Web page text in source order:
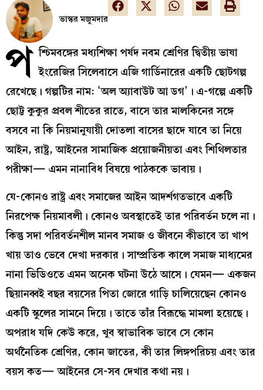
ভাস্কর মজুমদার
প শ্চিমবঙ্গের মধ্যশিক্ষা পর্ষদ নবম শ্রেণির দ্বিতীয় ভাষা
ইংরেজির সিলেবাসে এজি গার্ডিনারের একটি ছোটগল্প
রেখেছে। গল্পটির নাম: ‘অল অ্যাবাউট আ ডগ’। এ-গল্পে একটি
ছোট্ট কুকুর প্রবল শীতের রাতে, বাসে তার মালকিনের সঙ্গে
বসবে না কি নিয়মানুযায়ী দোতলা বাসের ছাদে যাবে তা নিয়ে
আইন, রাষ্ট্র, আইনের সামাজিক প্রয়োজনীয়তা এবং শিথিলতার
পরীক্ষা— এমন নানাবিধ বিষয়ে পাঠককে ভাবায়।
যে-কোনও রাষ্ট্র এবং সমাজের আইন আদর্শগতভাবে একটি
নিরপেক্ষ নিয়মাবলী। কোনও অবস্থাতেই তার পরিবর্তন চলে না।
কিন্তু সদা পরিবর্তনশীল মানব সমাজ ও জীবনে কীভাবে তা খাপ
খায় তাও ভেবে দেখা দরকার। সাম্প্রতিক কালে সমাজ মাধ্যমের
নানা ভিডিওতে এমন অনেক ঘটনা উঠে আসে। যেমন— একজন
ছিয়ানব্বই বছর বয়সের পিতা জোরে গাড়ি চালিয়েছেন কোনও
একটি স্কুলের সামনে দিয়ে। তাতে তাঁর বিরূদ্ধে মামলা হয়েছে।
অপরাধ যদি কেউ করে, খুব স্বাভাবিক ভাবে সে কোন
অর্থনৈতিক শ্রেণির, কোন জাতের, কী তার লিঙ্গপরিচয় এবং তার
বয়স কত— আইনের সে-সব দেখার কথা নয়।